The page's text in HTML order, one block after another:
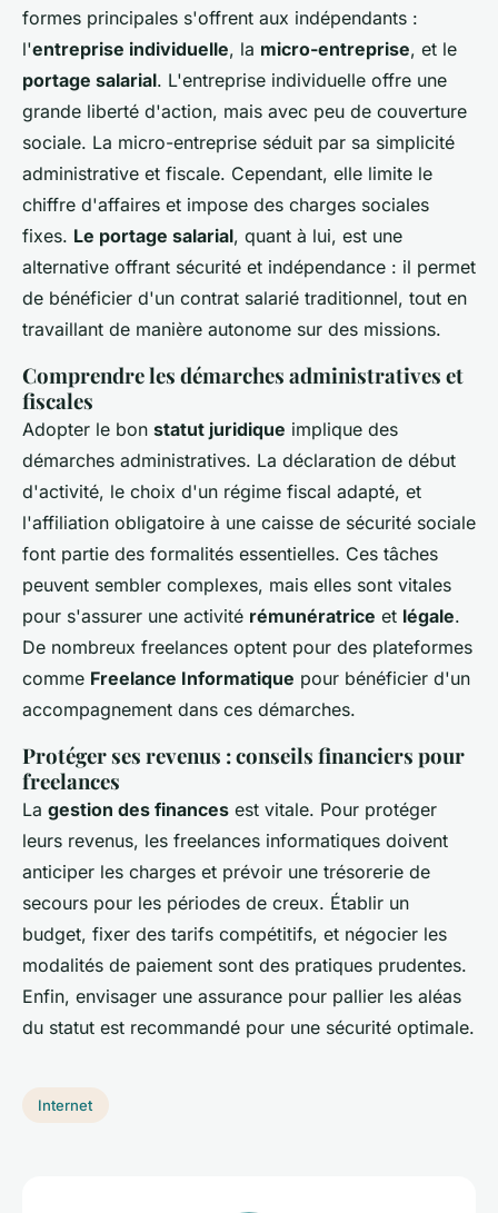
formes principales s'offrent aux indépendants :
l'entreprise individuelle, la micro-entreprise, et le
portage salarial. L'entreprise individuelle offre une
grande liberté d'action, mais avec peu de couverture
sociale. La micro-entreprise séduit par sa simplicité
administrative et fiscale. Cependant, elle limite le
chiffre d'affaires et impose des charges sociales
fixes. Le portage salarial, quant à lui, est une
alternative offrant sécurité et indépendance : il permet
de bénéficier d'un contrat salarié traditionnel, tout en
travaillant de manière autonome sur des missions.
Comprendre les démarches administratives et
fiscales
Adopter le bon statut juridique implique des
démarches administratives. La déclaration de début
d'activité, le choix d'un régime fiscal adapté, et
l'affiliation obligatoire à une caisse de sécurité sociale
font partie des formalités essentielles. Ces tâches
peuvent sembler complexes, mais elles sont vitales
pour s'assurer une activité rémunératrice et légale.
De nombreux freelances optent pour des plateformes
comme Freelance Informatique pour bénéficier d'un
accompagnement dans ces démarches.
Protéger ses revenus : conseils financiers pour
freelances
La gestion des finances est vitale. Pour protéger
leurs revenus, les freelances informatiques doivent
anticiper les charges et prévoir une trésorerie de
secours pour les périodes de creux. Établir un
budget, fixer des tarifs compétitifs, et négocier les
modalités de paiement sont des pratiques prudentes.
Enfin, envisager une assurance pour pallier les aléas
du statut est recommandé pour une sécurité optimale.
Internet